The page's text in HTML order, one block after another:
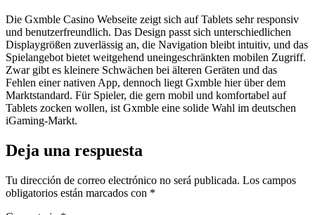
Die Gxmble Casino Webseite zeigt sich auf Tablets sehr responsiv
und benutzerfreundlich. Das Design passt sich unterschiedlichen
Displaygrößen zuverlässig an, die Navigation bleibt intuitiv, und das
Spielangebot bietet weitgehend uneingeschränkten mobilen Zugriff.
Zwar gibt es kleinere Schwächen bei älteren Geräten und das
Fehlen einer nativen App, dennoch liegt Gxmble hier über dem
Marktstandard. Für Spieler, die gern mobil und komfortabel auf
Tablets zocken wollen, ist Gxmble eine solide Wahl im deutschen
iGaming-Markt.
Deja una respuesta
Tu dirección de correo electrónico no será publicada. Los campos
obligatorios están marcados con *